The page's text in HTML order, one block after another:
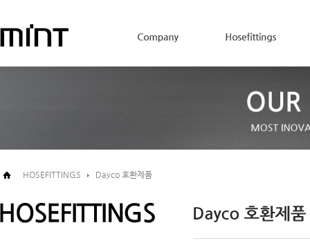
HOSEFITTINGS Dayco 호환제품